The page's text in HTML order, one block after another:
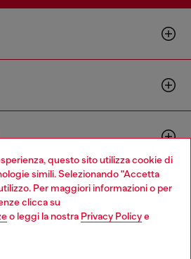
questo sito utilizza cookie di
simili. Selezionando "Accetta
Per maggiori informazioni o per
clicca su
o leggi la nostra Privacy Policye
Svizzera website, but it seems you